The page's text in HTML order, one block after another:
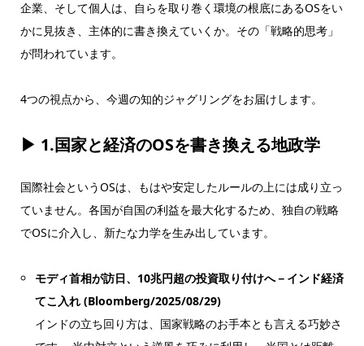
企業、そして個人は、自らを取り巻く環境の根底にあるOSをい
かに見抜き、主体的に書き換えていくか。その「戦略的思考」
が問われています。
4つの視点から、今週の知的ジャグリングをお届けします。
▶ 1.国家と経済のOSを書き換える地政学
国際社会というOSは、もはや安定したルールの上には成り立っ
ていません。各国が自国の利益を最大化するため、独自の戦略
でOSに介入し、新たな力学を生み出しています。
モディ首相が訪日、10兆円超の投資取り付けへ－インド経済
てこ入れ (Bloomberg/2025/08/29)
インドの立ち回り方は、国家戦略のお手本とも言える巧妙さ